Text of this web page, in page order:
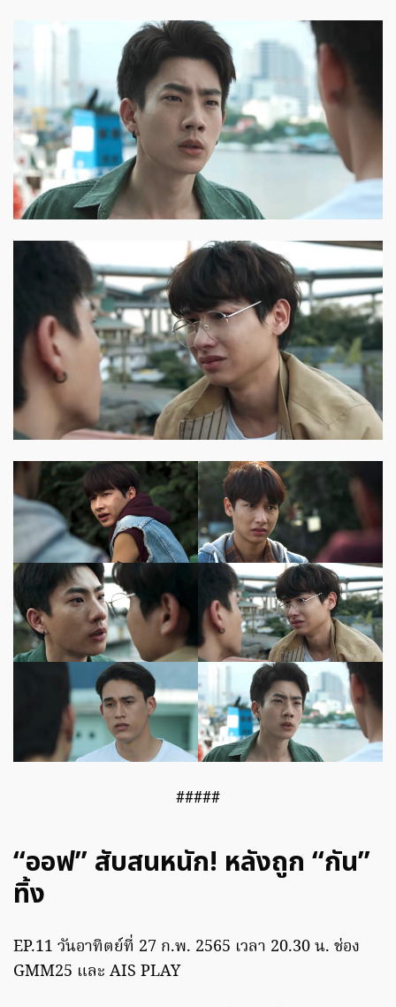
#####
“ออฟ” สับสนหนัก! หลังถูก “กัน”
ทิ้ง
EP.11 วันอาทิตย์ที่ 27 ก.พ. 2565 เวลา 20.30 น. ช่อง
GMM25 และ AIS PLAY